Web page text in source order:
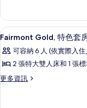
景
觀
所
有
相
觀
的
詳
房,
張
特
大
雙
特
色
套
張
大
顯
示
Fairmont
Gold,
特
11
Fairmont Gold, 特色套
可容納 6 人 (依實際入
2 張特大雙人床和 1 張
更多資訊
更